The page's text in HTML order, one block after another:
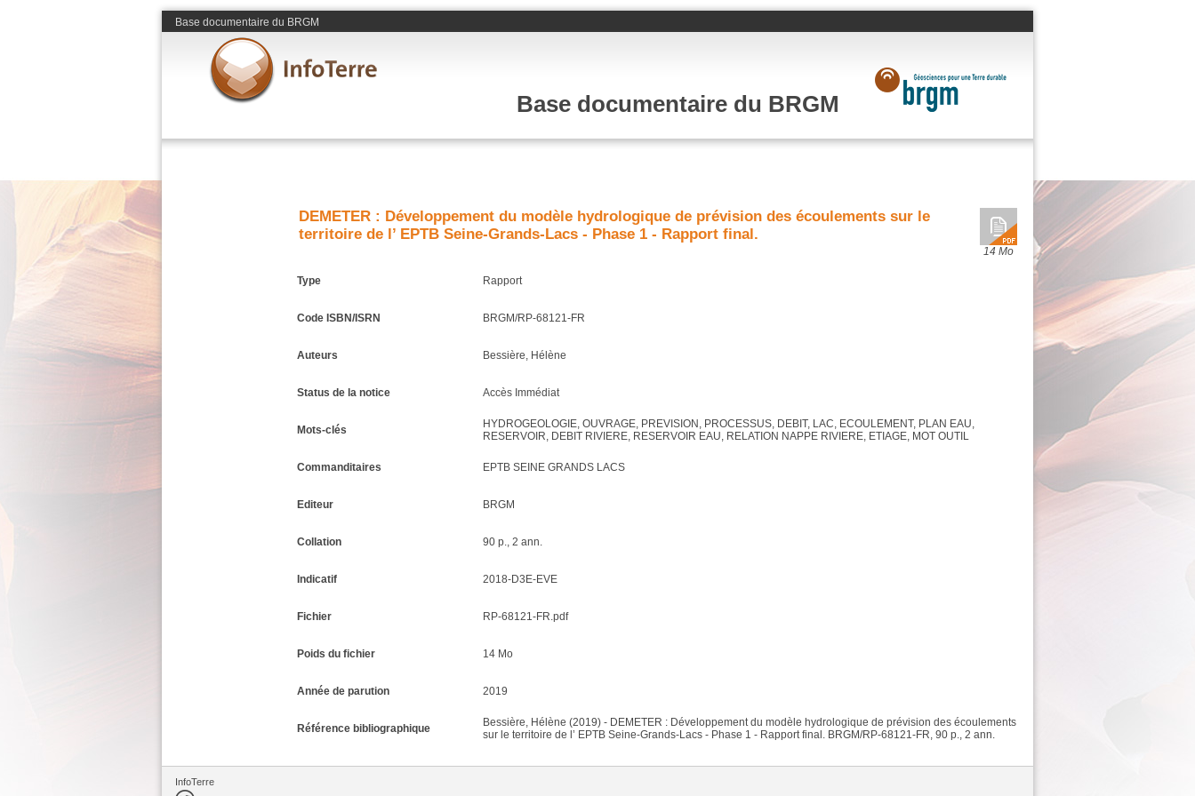
Base documentaire du BRGM
Base documentaire du BRGM
DEMETER : Développement du modèle hydrologique de prévision des écoulements sur le
territoire de l’ EPTB Seine-Grands-Lacs - Phase 1 - Rapport final.
14 Mo
Type Rapport
Code ISBN/ISRN BRGM/RP-68121-FR
Auteurs Bessière, Hélène
Status de la notice Accès Immédiat
Mots-clés
HYDROGEOLOGIE, OUVRAGE, PREVISION, PROCESSUS, DEBIT, LAC, ECOULEMENT, PLAN EAU,
RESERVOIR, DEBIT RIVIERE, RESERVOIR EAU, RELATION NAPPE RIVIERE, ETIAGE, MOT OUTIL
Commanditaires EPTB SEINE GRANDS LACS
Editeur BRGM
Collation 90 p., 2 ann.
Indicatif 2018-D3E-EVE
Fichier RP-68121-FR.pdf
Poids du fichier 14 Mo
Année de parution 2019
Référence bibliographique
Bessière, Hélène (2019) - DEMETER : Développement du modèle hydrologique de prévision des écoulements
sur le territoire de l’ EPTB Seine-Grands-Lacs - Phase 1 - Rapport final. BRGM/RP-68121-FR, 90 p., 2 ann.
InfoTerre